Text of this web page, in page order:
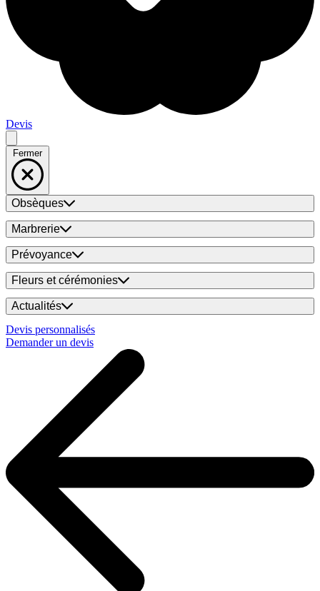
Devis
Fermer
Obsèques
Marbrerie
Prévoyance
Fleurs et cérémonies
Actualités
Devis personnalisés
Demander un devis